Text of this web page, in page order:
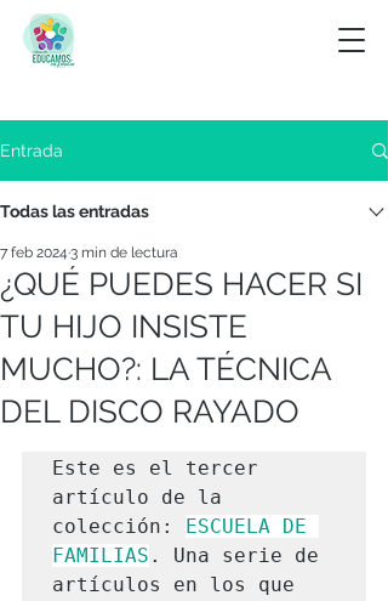
Entrada
Todas las entradas
¿QUÉ PUEDES HACER SI
TU HIJO INSISTE
MUCHO?: LA TÉCNICA
DEL DISCO RAYADO
7 feb 2024 3 min de lectura
Este es el tercer
artículo de la
colección: ESCUELA DE
FAMILIAS . Una serie de
artículos en los que